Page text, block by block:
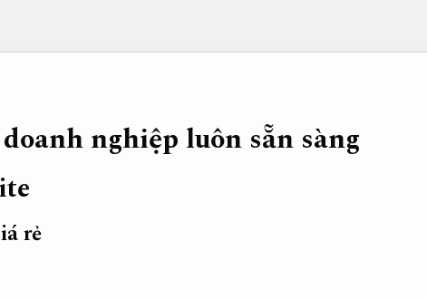
nghiệp luôn sẵn sàng
rẻ